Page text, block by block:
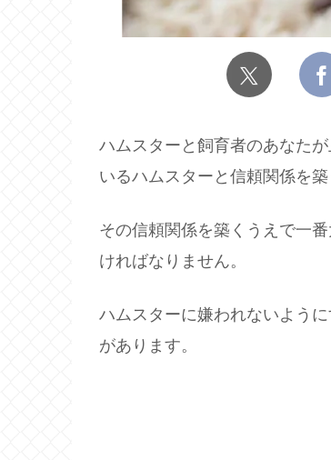
ハムスターと飼育者のあなた
いるハムスターと信頼関係を築
その信頼関係を築くうえで一
ければなりません。
ハムスターに嫌われないよう
があります。